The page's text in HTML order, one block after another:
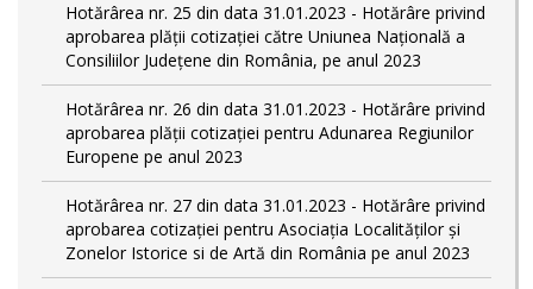
Hotărârea nr. 25 din data 31.01.2023 - Hotărâre privind
aprobarea plăţii cotizaţiei către Uniunea Naţională a
Consiliilor Judeţene din România, pe anul 2023
Hotărârea nr. 26 din data 31.01.2023 - Hotărâre privind
aprobarea plăţii cotizaţiei pentru Adunarea Regiunilor
Europene pe anul 2023
Hotărârea nr. 27 din data 31.01.2023 - Hotărâre privind
aprobarea cotizaţiei pentru Asociaţia Localităţilor şi
Zonelor Istorice si de Artă din România pe anul 2023